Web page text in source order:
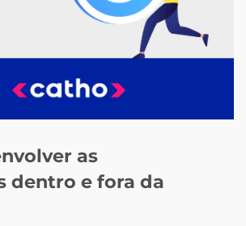
as
dentro e fora da